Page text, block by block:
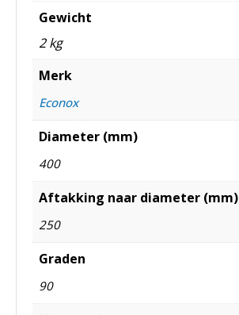
Gewicht
2 kg
Merk
Econox
Diameter (mm)
400
Aftakking naar diameter (mm)
250
Graden
90